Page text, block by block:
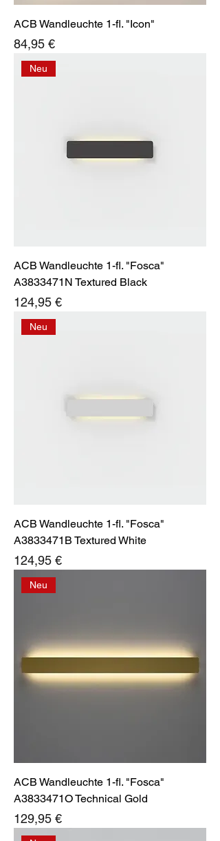
ACB Wandleuchte 1-fl. "Icon"
Preis
84,95 €
Neu
ACB Wandleuchte 1-fl. "Fosca"
A3833471N Textured Black
Preis
124,95 €
Neu
ACB Wandleuchte 1-fl. "Fosca"
A3833471B Textured White
Preis
124,95 €
Neu
ACB Wandleuchte 1-fl. "Fosca"
A3833471O Technical Gold
Preis
129,95 €